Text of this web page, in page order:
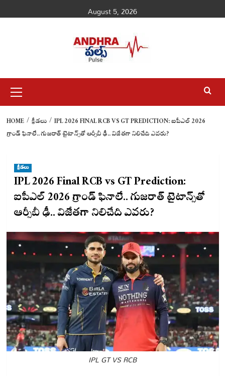
to
August 5, 2026
Menu
HOME క్రీడలు
IPL 2026 FINAL RCB VS GT PREDICTION: ఐపీఎల్ 2026
గ్రాండ్ ఫినాలే.. గుజరాత్ టైటాన్స్‌తో ఆర్సీబీ ఢీ.. విజేతగా నిలిచేది ఎవరు?
క్రీడలు
IPL 2026 Final RCB vs GT Prediction:
ఐపీఎల్ 2026 గ్రాండ్ ఫినాలే.. గుజరాత్ టైటాన్స్‌తో
ఆర్సీబీ ఢీ.. విజేతగా నిలిచేది ఎవరు?
IPL GT VS RCB